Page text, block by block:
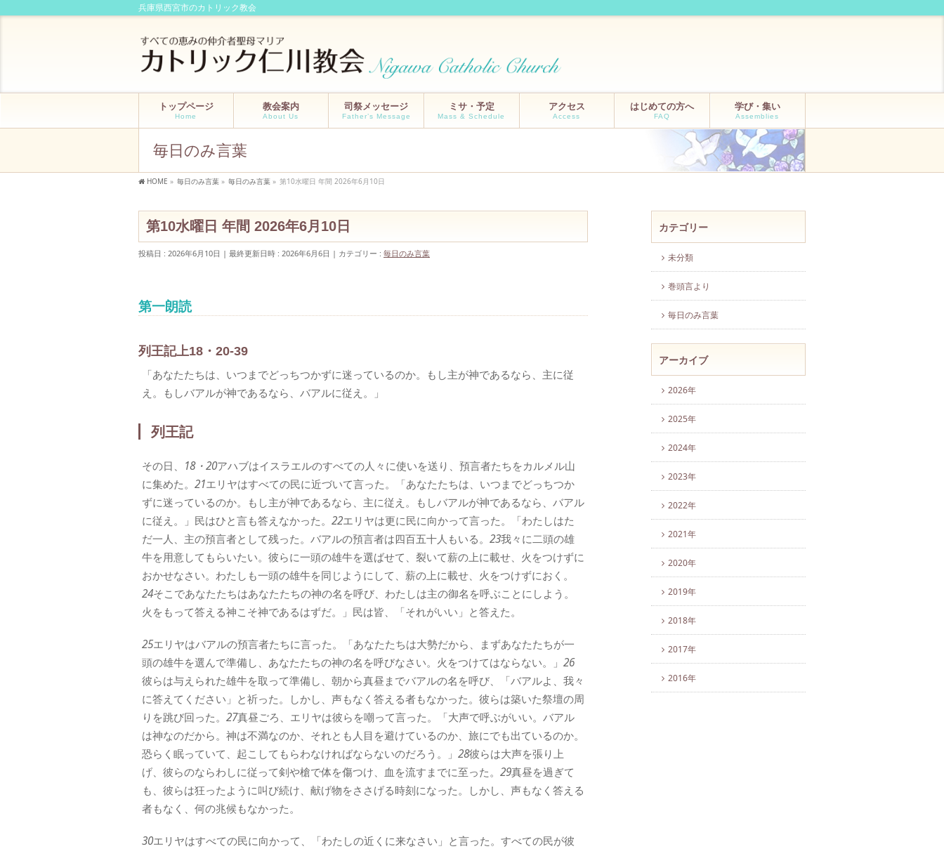
兵庫県西宮市のカトリック教会
トップページ
Home
教会案内
About Us
司祭メッセージ
Father’s Message
ミサ・予定
Mass & Schedule
アクセス
Access
はじめての方へ
FAQ
学び・集い
Assemblies
毎日のみ言葉
HOME » 毎日のみ言葉 » 毎日のみ言葉 » 第10水曜日 年間 2026年6月10日
第10水曜日 年間 2026年6月10日
投稿日 : 2026年6月10日 最終更新日時 : 2026年6月6日 カテゴリー : 毎日のみ言葉
第一朗読
列王記上18・20-39
「あなたたちは、いつまでどっちつかずに迷っているのか。もし主が神であるなら、主に従
え。もしバアルが神であるなら、バアルに従え。」
列王記
その日、 18・20アハブはイスラエルのすべての人々に使いを送り、預言者たちをカルメル山
に集めた。 21エリヤはすべての民に近づいて言った。「あなたたちは、いつまでどっちつか
ずに迷っているのか。もし主が神であるなら、主に従え。もしバアルが神であるなら、バアル
に従え。」民はひと言も答えなかった。 22エリヤは更に民に向かって言った。「わたしはた
だ一人、主の預言者として残った。バアルの預言者は四百五十人もいる。 23我々に二頭の雄
牛を用意してもらいたい。彼らに一頭の雄牛を選ばせて、裂いて薪の上に載せ、火をつけずに
おかせなさい。わたしも一頭の雄牛を同じようにして、薪の上に載せ、火をつけずにおく。
24そこであなたたちはあなたたちの神の名を呼び、わたしは主の御名を呼ぶことにしよう。
火をもって答える神こそ神であるはずだ。」民は皆、「それがいい」と答えた。
25エリヤはバアルの預言者たちに言った。「あなたたちは大勢だから、まずあなたたちが一
頭の雄牛を選んで準備し、あなたたちの神の名を呼びなさい。火をつけてはならない。」 26
彼らは与えられた雄牛を取って準備し、朝から真昼までバアルの名を呼び、「バアルよ、我々
に答えてください」と祈った。しかし、声もなく答える者もなかった。彼らは築いた祭壇の周
りを跳び回った。 27真昼ごろ、エリヤは彼らを嘲って言った。「大声で呼ぶがいい。バアル
は神なのだから。神は不満なのか、それとも人目を避けているのか、旅にでも出ているのか。
恐らく眠っていて、起こしてもらわなければならないのだろう。」 28彼らは大声を張り上
げ、彼らのならわしに従って剣や槍で体を傷つけ、血を流すまでに至った。 29真昼を過ぎて
も、彼らは狂ったように叫び続け、献げ物をささげる時刻になった。しかし、声もなく答える
者もなく、何の兆候もなかった。
30エリヤはすべての民に向かって、「わたしの近くに来なさい」と言った。すべての民が彼
カテゴリー
未分類
巻頭言より
毎日のみ言葉
アーカイブ
2026年
2025年
2024年
2023年
2022年
2021年
2020年
2019年
2018年
2017年
2016年